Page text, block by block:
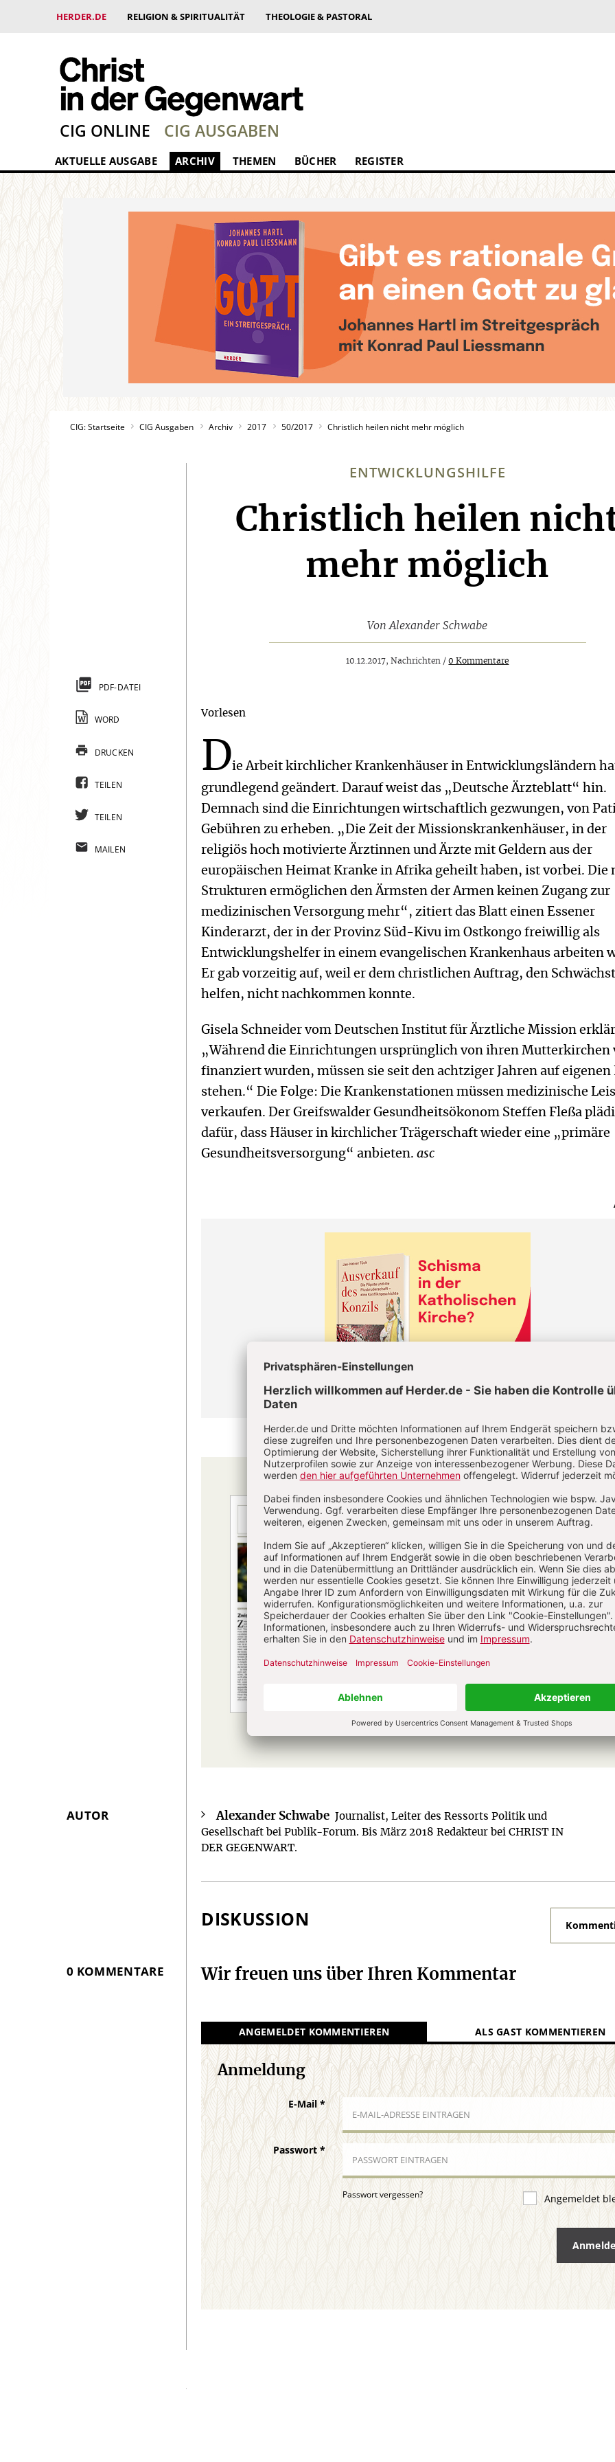
HERDER.DE RELIGION & SPIRITUALITÄT THEOLOGIE & PASTORAL
CIG ONLINE CIG AUSGABEN
AKTUELLE AUSGABE ARCHIV THEMEN BÜCHER REGISTER
CIG: Startseite CIG Ausgaben Archiv 2017 50/2017 Christlich heilen nicht mehr möglich
ENTWICKLUNGSHILFE
:
Christlich heilen
mehr möglich
VonAlexander Schwabe
10.12.2017, Nachrichten /0 Kommentare
Vorlesen
Die Arbeit kirchlicher Krankenhäuser in Entwicklungsländern
grundlegend geändert. Darauf weist das „Deutsche Ärzteblatt“ hin.
Demnach sind die Einrichtungen wirtschaftlich gezwungen, von
Gebühren zu erheben. „Die Zeit der Missionskrankenhäuser, in der
religiös hoch motivierte Ärztinnen und Ärzte mit Geldern aus der
europäischen Heimat Kranke in Afrika geheilt haben, ist vorbei. Die
Strukturen ermöglichen den Ärmsten der Armen keinen Zugang zur
medizinischen Versorgung mehr“, zitiert das Blatt einen Essener
Kinderarzt, der in der Provinz Süd-Kivu im Ostkongo freiwillig als
Entwicklungshelfer in einem evangelischen Krankenhaus arbeiten
Er gab vorzeitig auf, weil er dem christlichen Auftrag, den
helfen, nicht nachkommen konnte.
Gisela Schneider vom Deutschen Institut für Ärztliche Mission
„Während die Einrichtungen ursprünglich von ihren Mutterkirchen
finanziert wurden, müssen sie seit den achtziger Jahren auf eigenen
stehen.“ Die Folge: Die Krankenstationen müssen medizinische
verkaufen. Der Greifswalder Gesundheitsökonom Steffen Fleßa
dafür, dass Häuser in kirchlicher Trägerschaft wieder eine „primäre
Gesundheitsversorgung“ anbieten.asc
CHRIST IN DER GEGENWART IM ABO
Unsere Wochenzeitschrift bietet Ihnen
Nachrichten und Berichte über aktuelle
Ereignisse aus christlicher Perspektive,
Analysen geistiger, politischer und
religiöser Entwicklungen sowie
für ein modernes christliches Leben.
Jetzt gratis testen
PDF-DATEI
WORD
DRUCKEN
TEILEN
TEILEN
MAILEN
Überschrift
AUTOR Alexander Schwabe Journalist, Leiter des Ressorts Politik und
Gesellschaft bei Publik-Forum. Bis März 2018 Redakteur bei CHRIST IN
DER GEGENWART.
DISKUSSION
0 KOMMENTARE Wir freuen uns über Ihren Kommentar
ANGEMELDET KOMMENTIEREN ALS GAST KOMMENTIEREN
Anmeldung
E-Mail *
Passwort*
Passwort vergessen? Angemeldet